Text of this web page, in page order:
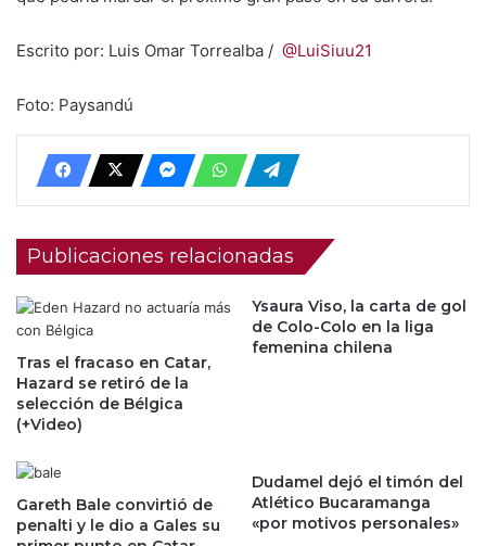
Escrito por: Luis Omar Torrealba / @LuiSiuu21
Foto: Paysandú
Publicaciones relacionadas
Tras el fracaso en Catar,
Hazard se retiró de la
selección de Bélgica
(+Video)
Ysaura Viso, la carta de gol
de Colo-Colo en la liga
femenina chilena
Gareth Bale convirtió de
penalti y le dio a Gales su
Dudamel dejó el timón del
Atlético Bucaramanga
«por motivos personales»